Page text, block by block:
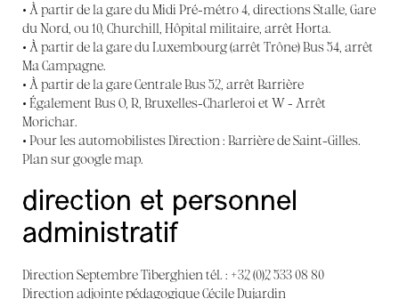
• À partir de la gare du Midi Pré-métro 4, directions Stalle, Gare
du Nord, ou 10, Churchill, Hôpital militaire, arrêt Horta.
• À partir de la gare du Luxembourg (arrêt Trône) Bus 54, arrêt
Ma Campagne.
• À partir de la gare Centrale Bus 52, arrêt Barrière
• Également Bus O, R, Bruxelles-Charleroi et W - Arrêt
Morichar.
• Pour les automobilistes Direction : Barrière de Saint-Gilles.
Plan sur google map.
direction et personnel
administratif
Direction Septembre Tiberghien tél. : +32 (0)2 533 08 80
Direction adjointe pédagogique Cécile Dujardin